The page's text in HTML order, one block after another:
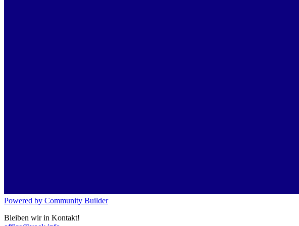
Powered by Community Builder
Bleiben wir in Kontakt!